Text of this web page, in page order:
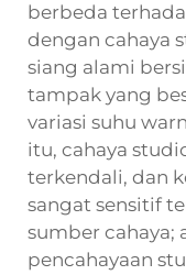
berbeda
dengan cahaya
siang alami
tampak yang
variasi suhu
itu, cahaya
terkendali, dan
sangat sensitif
sumber cahaya;
pencahayaan